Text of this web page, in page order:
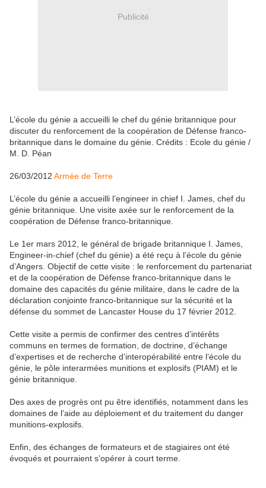
Publicité
L’école du génie a accueilli le chef du génie britannique pour
discuter du renforcement de la coopération de Défense franco-
britannique dans le domaine du génie. Crédits : Ecole du génie /
M. D. Péan
26/03/2012 Armée de Terre
L’école du génie a accueilli l’engineer in chief I. James, chef du
génie britannique. Une visite axée sur le renforcement de la
coopération de Défense franco-britannique.
Le 1er mars 2012, le général de brigade britannique I. James,
Engineer-in-chief (chef du génie) a été reçu à l’école du génie
d’Angers. Objectif de cette visite : le renforcement du partenariat
et de la coopération de Défense franco-britannique dans le
domaine des capacités du génie militaire, dans le cadre de la
déclaration conjointe franco-britannique sur la sécurité et la
défense du sommet de Lancaster House du 17 février 2012.
Cette visite a permis de confirmer des centres d’intérêts
communs en termes de formation, de doctrine, d’échange
d’expertises et de recherche d’interopérabilité entre l’école du
génie, le pôle interarmées munitions et explosifs (PIAM) et le
génie britannique.
Des axes de progrès ont pu être identifiés, notamment dans les
domaines de l’aide au déploiement et du traitement du danger
munitions-explosifs.
Enfin, des échanges de formateurs et de stagiaires ont été
évoqués et pourraient s’opérer à court terme.